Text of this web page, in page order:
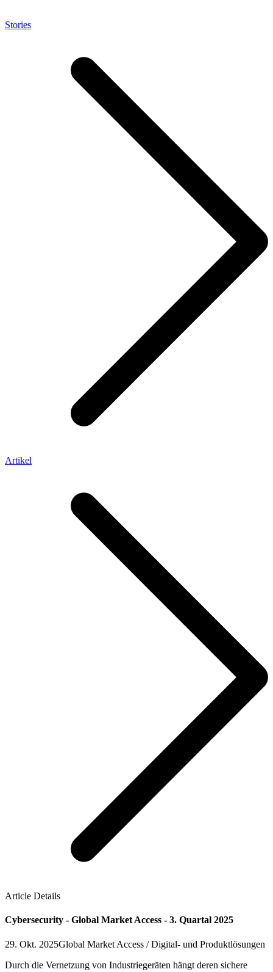
Stories
Artikel
Article Details
Cybersecurity - Global Market Access - 3. Quartal 2025
29. Okt. 2025Global Market Access / Digital- und Produktlösungen
Durch die Vernetzung von Industriegeräten hängt deren sichere